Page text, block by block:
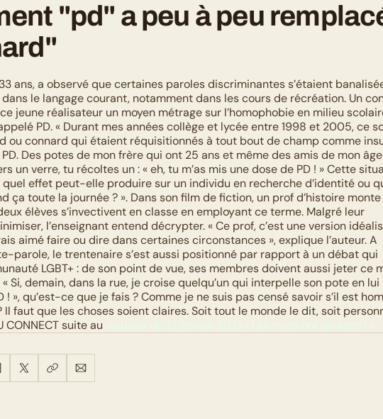
"pd" a peu à peu
ans, a observé que certaines paroles discriminantes s’étaient
dans le langage courant, notamment dans les cours de récréation. Un
jeune réalisateur un moyen métrage sur l’homophobie en milieu
PD. « Durant mes années collège et lycée entre 1998 et 2005, ce
ou connard qui étaient réquisitionnés à tout bout de champ comme
Des potes de mon frère qui ont 25 ans et même des amis de mon âge
un verre, tu récoltes un : « eh, tu m’as mis une dose de PD ! » Cette
quel effet peut-elle produire sur un individu en recherche d’identité ou
ça toute la journée ? ». Dans son film de fiction, un prof d’histoire monte
élèves s’invectivent en classe en employant ce terme. Malgré leur
l’enseignant entend décrypter. « Ce prof, c’est une version
aimé faire ou dire dans certaines circonstances », explique l’auteur. A
parole, le trentenaire s’est aussi positionné par rapport à un débat qui
LGBT+ : de son point de vue, ses membres doivent aussi jeter ce
Si, demain, dans la rue, je croise quelqu’un qui interpelle son pote en lui
! », qu’est-ce que je fais ? Comme je ne suis pas censé savoir s’il est
Il faut que les choses soient claires. Soit tout le monde le dit, soit
CONNECT suite au